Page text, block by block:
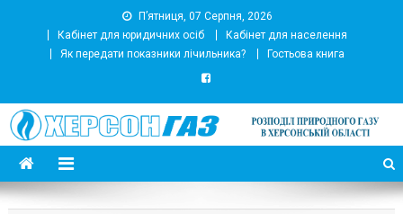
П’ятниця, 07 Серпня, 2026
Кабінет для юридичних осіб
Кабінет для населення
Як передати показники лічильника?
Гостьова книга
АТ Херсонгаз
Підприємство з розподілу природного газу